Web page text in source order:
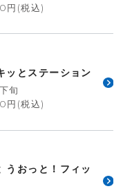
円(税込)
ッとステーション
旬
円(税込)
うおっと！フィッ